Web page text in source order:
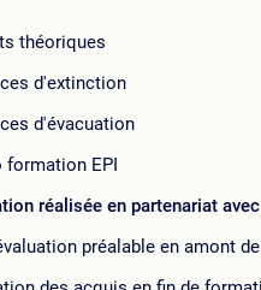
théoriques
d'extinction
d'évacuation
formation EPI
réalisée en partenariat
préalable en amont